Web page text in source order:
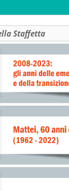
Staffetta